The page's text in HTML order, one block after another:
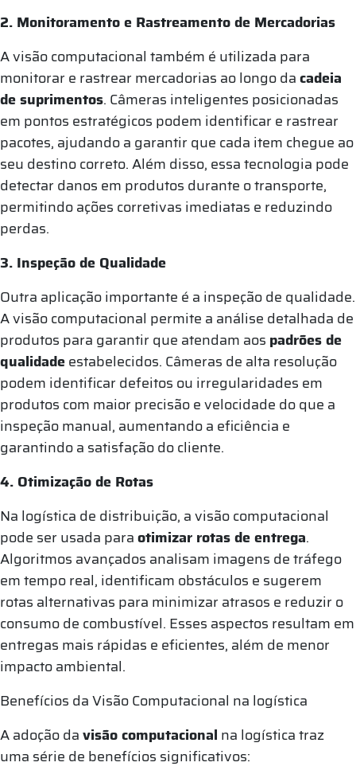
2. Monitoramento e Rastreamento de Mercadorias
A visão computacional também é utilizada para
monitorar e rastrear mercadorias ao longo dacadeia
de suprimentos. Câmeras inteligentes posicionadas
em pontos estratégicos podem identificar e rastrear
pacotes, ajudando a garantir que cada item chegue ao
seu destino correto. Além disso, essa tecnologia pode
detectar danos em produtos durante o transporte,
permitindo ações corretivas imediatas e reduzindo
perdas.
3. Inspeção de Qualidade
Outra aplicação importante é a inspeção de qualidade.
A visão computacional permite a análise detalhada de
produtos para garantir que atendam aos padrões de
qualidadeestabelecidos. Câmeras de alta resolução
podem identificar defeitos ou irregularidades em
produtos com maior precisão e velocidade do que a
inspeção manual, aumentando a eficiência e
garantindo a satisfação do cliente.
4. Otimização de Rotas
Na logística de distribuição, a visão computacional
pode ser usada paraotimizar rotas de entrega.
Algoritmos avançados analisam imagens de tráfego
em tempo real, identificam obstáculos e sugerem
rotas alternativas para minimizar atrasos e reduzir o
consumo de combustível. Esses aspectos resultam em
entregas mais rápidas e eficientes, além de menor
impacto ambiental.
Benefícios da Visão Computacional na logística
A adoção davisão computacional na logística traz
uma série de benefícios significativos: